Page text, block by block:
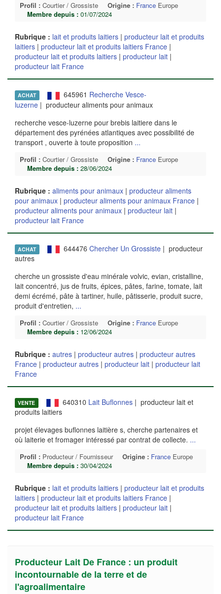
Profil : Courtier / Grossiste Origine : France Europe
Membre depuis : 01/07/2024
Rubrique : lait et produits laitiers | producteur lait et produits
laitiers | producteur lait et produits laitiers France |
producteur lait et produits laitiers | producteur lait |
producteur lait France
ACHAT 645961 Recherche Vesce-
luzerne | producteur aliments pour animaux
recherche vesce-luzerne pour brebis laitiere dans le
département des pyrénées atlantiques avec possibilité de
transport , ouverte à toute proposition ...
Profil : Courtier / Grossiste Origine : France Europe
Membre depuis : 28/06/2024
Rubrique : aliments pour animaux | producteur aliments
pour animaux | producteur aliments pour animaux France |
producteur aliments pour animaux | producteur lait |
producteur lait France
ACHAT 644476 Chercher Un Grossiste| producteur
autres
cherche un grossiste d'eau minérale volvic, evian, cristalline,
lait concentré, jus de fruits, épices, pâtes, farine, tomate, lait
demi écrémé, pâte à tartiner, huile, pâtisserie, produit sucre,
produit d'entretien, ...
Profil : Courtier / Grossiste Origine : France Europe
Membre depuis : 12/06/2024
Rubrique : autres | producteur autres | producteur autres
France | producteur autres | producteur lait | producteur lait
France
VENTE 640310 Lait Buflonnes| producteur lait et
produits laitiers
projet élevages buflonnes laitière s, cherche partenaires et
où laiterie et fromager intéressé par contrat de collecte. ...
Profil : Producteur / Fournisseur Origine : France Europe
Membre depuis : 30/04/2024
Rubrique : lait et produits laitiers | producteur lait et produits
laitiers | producteur lait et produits laitiers France |
producteur lait et produits laitiers | producteur lait |
producteur lait France
Producteur Lait De France : un produit
incontournable de la terre et de
l'agroalimentaire